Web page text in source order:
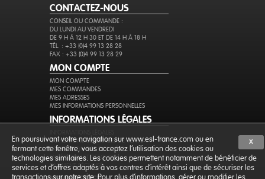
CONTACTEZ-NOUS
CONSEIL OU COMMANDE :
DU LUNDI AU VENDREDI
DE 9 H À 12 H 30 ET DE 14 H À 18 H
TÉL. : +33 (0)4 99 13 28 28
FAX : +33 (0)4 99 13 28 29
MON COMPTE
MON COMPTE
MES COMMANDES
MES ADRESSES
MES INFORMATIONS PERSONNELLES
INFORMATIONS LÉGALES
CONDITIONS GÉNÉRALES DE VENTE
PROTECTION DES DONNÉES
EXPÉDITION ET RETOURS
PAIEMENT SÉCURISÉ
X
En poursuivant votre navigation sur www.esl-france.com ou en
fermant cette fenêtre, vous acceptez l’utilisation des cookies ou
technologies similaires. Les cookies permettent notamment de bénéficier de
services et d'offres adaptés à vos centres d'intérêt ainsi que de sécuriser les